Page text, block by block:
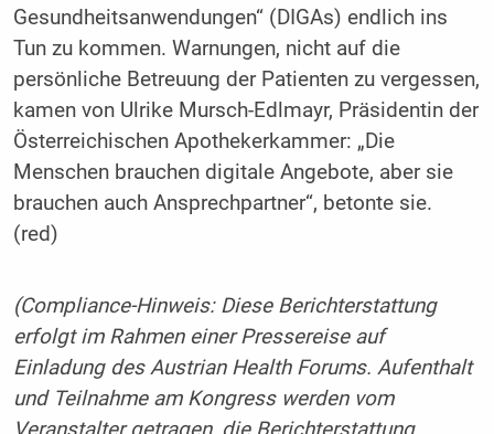
Gesundheitsanwendungen“ (DIGAs) endlich ins
Tun zu kommen. Warnungen, nicht auf die
persönliche Betreuung der Patienten zu vergessen,
kamen von Ulrike Mursch-Edlmayr, Präsidentin der
Österreichischen Apothekerkammer: „Die
Menschen brauchen digitale Angebote, aber sie
brauchen auch Ansprechpartner“, betonte sie.
(red)
(Compliance-Hinweis: Diese Berichterstattung
erfolgt im Rahmen einer Pressereise auf
Einladung des Austrian Health Forums. Aufenthalt
und Teilnahme am Kongress werden vom